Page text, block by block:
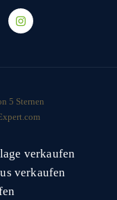
5 Sternen
verkaufen
verkaufen